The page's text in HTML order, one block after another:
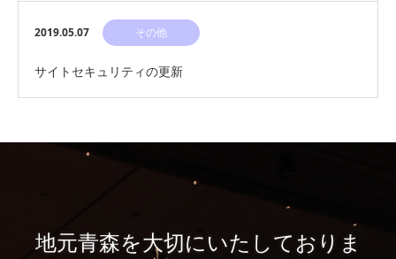
2019.05.07 その他
サイトセキュリティの更新
地元青森を大切にいたしておりま